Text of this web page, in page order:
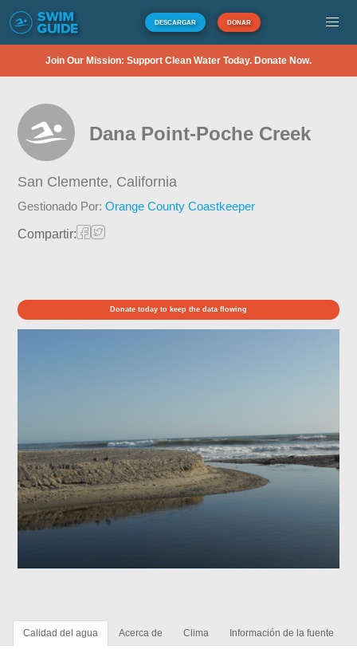
DESCARGAR DONAR
Join Our Mission: Support Clean Water Today. Donate Now.
Dana Point-Poche Creek
San Clemente, California
Gestionado Por:Orange County Coastkeeper
Compartir:
Donate today to keep the data flowing
Calidad del agua Acerca de Clima Información de la fuente